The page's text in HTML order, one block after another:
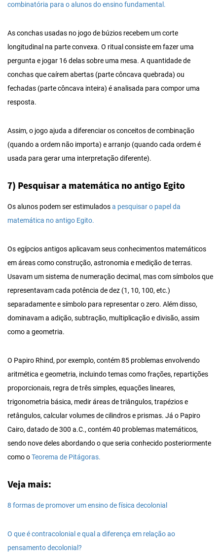
combinatória para o alunos do ensino fundamental.
As conchas usadas no jogo de búzios recebem um corte
longitudinal na parte convexa. O ritual consiste em fazer uma
pergunta e jogar 16 delas sobre uma mesa. A quantidade de
conchas que caírem abertas (parte côncava quebrada) ou
fechadas (parte côncava inteira) é analisada para compor uma
resposta.
Assim, o jogo ajuda a diferenciar os conceitos de combinação
(quando a ordem não importa) e arranjo (quando cada ordem é
usada para gerar uma interpretação diferente).
7) Pesquisar a matemática no antigo Egito
Os alunos podem ser estimuladosa pesquisar o papel da
matemática no antigo Egito.
Os egípcios antigos aplicavam seus conhecimentos matemáticos
em áreas como construção, astronomia e medição de terras.
Usavam um sistema de numeração decimal, mas com símbolos que
representavam cada potência de dez (1, 10, 100, etc.)
separadamente e símbolo para representar o zero. Além disso,
dominavam a adição, subtração, multiplicação e divisão, assim
como a geometria.
O Papiro Rhind, por exemplo, contém 85 problemas envolvendo
aritmética e geometria, incluindo temas como frações, repartições
proporcionais, regra de três simples, equações lineares,
trigonometria básica, medir áreas de triângulos, trapézios e
retângulos, calcular volumes de cilindros e prismas. Já o Papiro
Cairo, datado de 300 a.C., contém 40 problemas matemáticos,
sendo nove deles abordando o que seria conhecido posteriormente
como oTeorema de Pitágoras.
Veja mais:
8 formas de promover um ensino de física decolonial
O que é contracolonial e qual a diferença em relação ao
pensamento decolonial?